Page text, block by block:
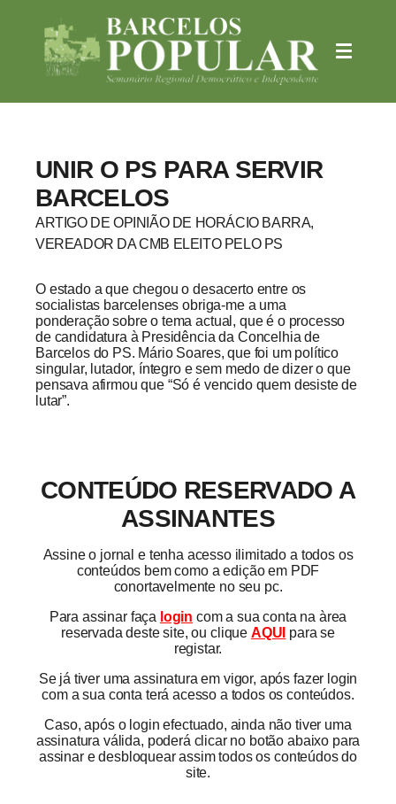
UNIR O PS PARA SERVIR
BARCELOS
ARTIGO DE OPINIÃO DE HORÁCIO BARRA,
VEREADOR DA CMB ELEITO PELO PS
O estado a que chegou o desacerto entre os
socialistas barcelenses obriga-me a uma
ponderação sobre o tema actual, que é o processo
de candidatura à Presidência da Concelhia de
Barcelos do PS. Mário Soares, que foi um político
singular, lutador, íntegro e sem medo de dizer o que
pensava afirmou que “Só é vencido quem desiste de
lutar”.
CONTEÚDO RESERVADO A
ASSINANTES
Assine o jornal e tenha acesso ilimitado a todos os
conteúdos bem como a edição em PDF
conortavelmente no seu pc.
Para assinar faça login com a sua conta na àrea
reservada deste site, ou clique AQUI para se
registar.
Se já tiver uma assinatura em vigor, após fazer login
com a sua conta terá acesso a todos os conteúdos.
Caso, após o login efectuado, ainda não tiver uma
assinatura válida, poderá clicar no botão abaixo para
assinar e desbloquear assim todos os conteúdos do
site.